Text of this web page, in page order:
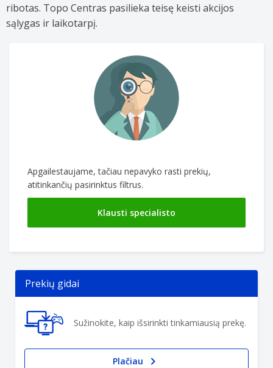
ribotas. Topo Centras pasilieka teisę keisti akcijos
sąlygas ir laikotarpį.
Apgailestaujame, tačiau nepavyko rasti prekių,
atitinkančių pasirinktus filtrus.
Klausti specialisto
Prekių gidai
Sužinokite, kaip išsirinkti tinkamiausią prekę.
Plačiau